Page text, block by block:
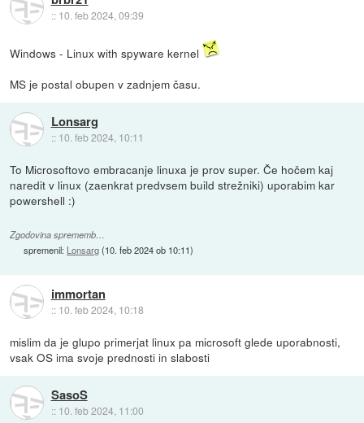
:: 10. feb 2024, 09:39
Windows - Linux with spyware kernel
MS je postal obupen v zadnjem času.
Lonsarg
:: 10. feb 2024, 10:11
To Microsoftovo embracanje linuxa je prov super. Če hočem kaj
naredit v linux (zaenkrat predvsem build strežniki) uporabim kar
powershell :)
Zgodovina sprememb…
spremenil: Lonsarg(10. feb 2024 ob 10:11)
immortan
:: 10. feb 2024, 10:18
mislim da je glupo primerjat linux pa microsoft glede uporabnosti,
vsak OS ima svoje prednosti in slabosti
SasoS
:: 10. feb 2024, 11:00